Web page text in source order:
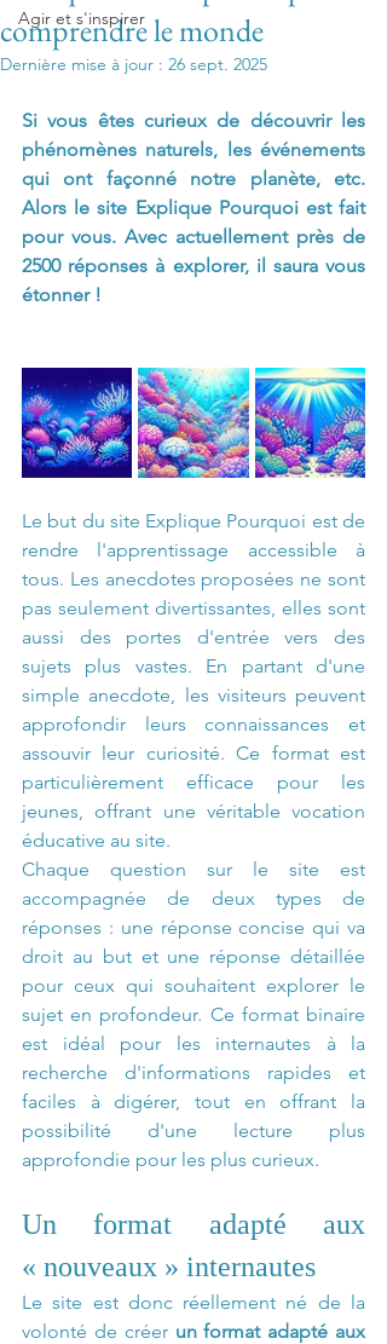
Agir et s'inspirer
comprendre le monde
Dernière mise à jour : 26 sept. 2025
Si vous êtes curieux de découvrir les
phénomènes naturels, les événements
qui ont façonné notre planète, etc.
Alors le site Explique Pourquoi est fait
pour vous. Avec actuellement près de
2500 réponses à explorer, il saura vous
étonner !
Le but du site Explique Pourquoi est de
rendre l'apprentissage accessible à
tous. Les anecdotes proposées ne sont
pas seulement divertissantes, elles sont
aussi des portes d'entrée vers des
sujets plus vastes. En partant d'une
simple anecdote, les visiteurs peuvent
approfondir leurs connaissances et
assouvir leur curiosité. Ce format est
particulièrement efficace pour les
jeunes, offrant une véritable vocation
éducative au site.
Chaque question sur le site est
accompagnée de deux types de
réponses : une réponse concise qui va
droit au but et une réponse détaillée
pour ceux qui souhaitent explorer le
sujet en profondeur. Ce format binaire
est idéal pour les internautes à la
recherche d'informations rapides et
faciles à digérer, tout en offrant la
possibilité d'une lecture plus
approfondie pour les plus curieux.
Un format adapté aux
« nouveaux » internautes
Le site est donc réellement né de la
volonté de créer un format adapté aux